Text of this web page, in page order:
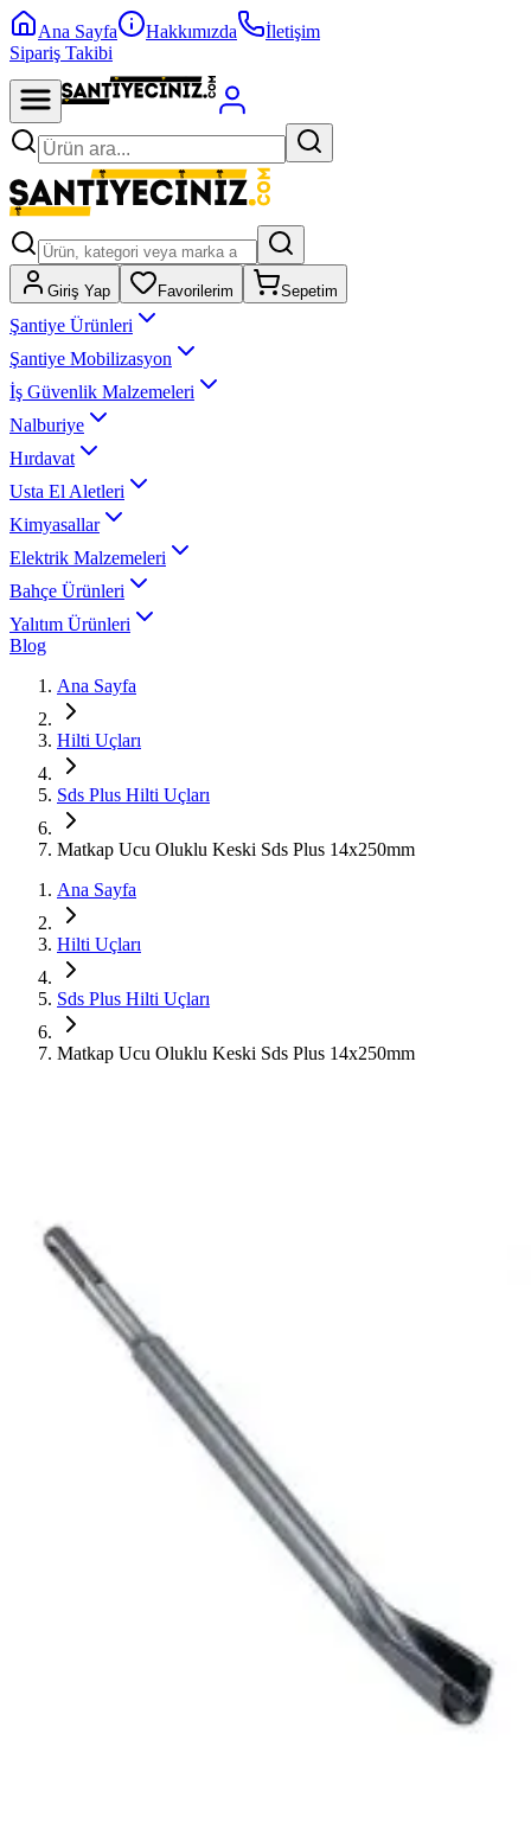
Ana Sayfa Hakkımızda
İletişim
Sipariş Takibi
Giriş Yap Favorilerim Sepetim
Şantiye Ürünleri
Şantiye Mobilizasyon
İş Güvenlik Malzemeleri
Nalburiye
Hırdavat
Usta El Aletleri
Kimyasallar
Elektrik Malzemeleri
Bahçe Ürünleri
Yalıtım Ürünleri
Blog
Ana Sayfa
Hilti Uçları
Sds Plus Hilti Uçları
Matkap Ucu Oluklu Keski Sds Plus 14x250mm
Ana Sayfa
Hilti Uçları
Sds Plus Hilti Uçları
Matkap Ucu Oluklu Keski Sds Plus 14x250mm